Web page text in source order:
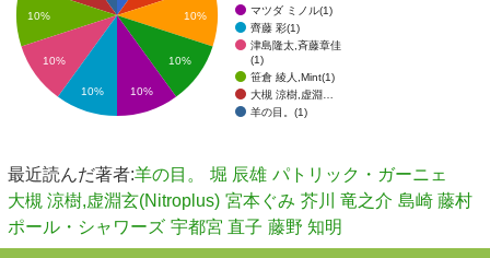
マツダ ミノル(1)
齊藤 彩(1)
津島隆太,斉藤章佳
(1)
笹倉 綾人,Mint(1)
大槻 涼樹,虚淵…
羊の目。(1)
10%
10%
10%
10%
10% 10%
最近読んだ著者:羊の目。 堀 辰雄 パトリック・ガーニェ
大槻 涼樹,虚淵玄(Nitroplus) 宮本ぐみ 芥川 竜之介 島崎 藤村
ポール・シャワーズ 宇都宮 直子 藤野 知明